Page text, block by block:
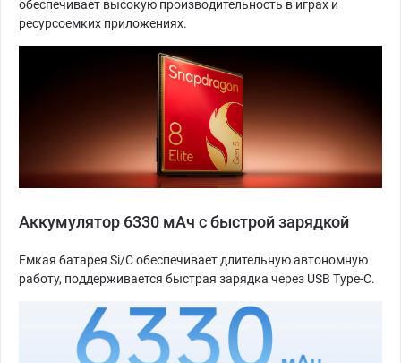
обеспечивает высокую производительность в играх и
ресурсоемких приложениях.
Аккумулятор 6330 мАч с быстрой зарядкой
Емкая батарея Si/C обеспечивает длительную автономную
работу, поддерживается быстрая зарядка через USB Type-C.